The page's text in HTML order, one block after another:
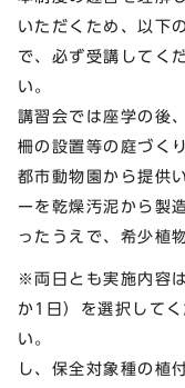
いただくため、以下
で、必ず受講してく
講習会では座学の後
柵の設置等の庭づく
都市動物園から提供
ーを乾燥汚泥から製
ったうえで、希少植
※両日とも実施内容
か1日）を選択してく
い。 ※育
し、保全対象種の植